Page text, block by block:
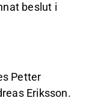
beslut i
Petter
Eriksson.